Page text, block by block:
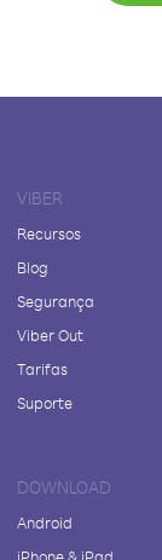
VIBER
Recursos
Blog
Segurança
Viber Out
Tarifas
Suporte
DOWNLOAD
Android